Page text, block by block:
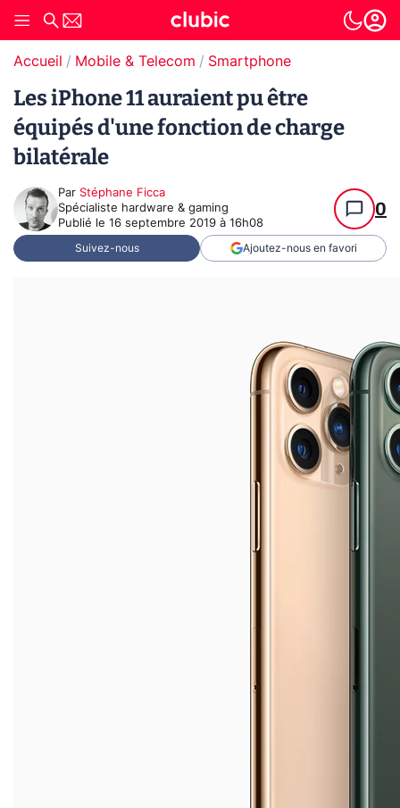
Accueil Mobile & Telecom Smartphone
Les iPhone 11 auraient pu être
équipés d'une fonction de charge
bilatérale
Par Stéphane Ficca
Spécialiste hardware & gaming
Publié le 16 septembre 2019 à 16h08
0
Suivez-nous Ajoutez-nous en favori